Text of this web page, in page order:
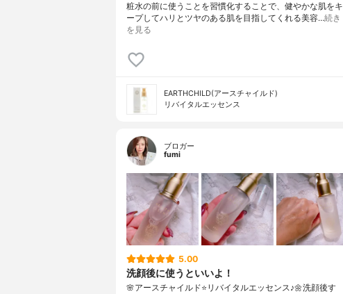
粧水の前に使うことを習慣化することで、健やかな肌をキ
ープしてハリとツヤのある肌を目指してくれる美容…続き
を見る
EARTHCHILD(アースチャイルド)
リバイタルエッセンス
ブロガー
fumi
5.00
洗顔後に使うといいよ！
🌸アースチャイルド⭐️リバイタルエッセンス♪🌼洗顔後す